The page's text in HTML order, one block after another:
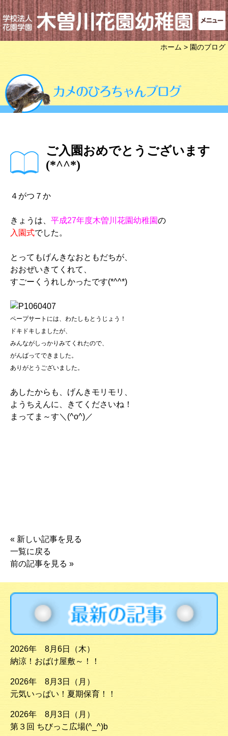
ホーム > 園のブログ
ご入園おめでとうございます
(*^^*)
４がつ７か
きょうは、 平成27年度木曽川花園幼稚園の
入園式でした。
とってもげんきなおともだちが、
おおぜいきてくれて、
すごーくうれしかったです(*^^*)
ペープサートには、わたしもとうじょう！
ドキドキしましたが、
みんながしっかりみてくれたので、
がんばってできました。
ありがとうございました。
あしたからも、げんきモリモリ、
ようちえんに、きてくださいね！
まってま～す＼(^o^)／
« 新しい記事を見る
一覧に戻る
前の記事を見る »
2026年 8月6日（木）
納涼！おばけ屋敷～！！
2026年 8月3日（月）
元気いっぱい！夏期保育！！
2026年 8月3日（月）
第３回 ちびっこ広場(^_^)b